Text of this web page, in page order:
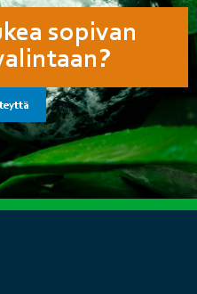
sopivan